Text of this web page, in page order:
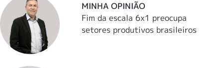
MINHA OPINIÃO
Fim da escala 6x1 preocupa
setores produtivos brasileiros